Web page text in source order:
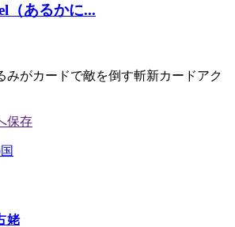
（あるかに...
みがカードで敵を倒す斬新カードアク
姥